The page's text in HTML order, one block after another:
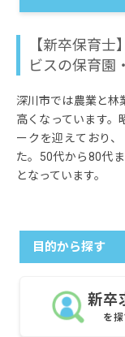
【新卒保育
ビスの保育園
深川市では農業と林
高くなっています。
ークを迎えており
た。50代から80代
となっています。
目的から探す
新卒
を